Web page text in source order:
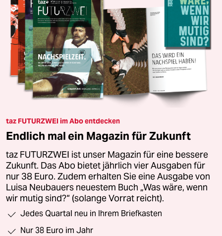
taz FUTURZWEI im Abo entdecken
Endlich mal ein Magazin für Zukunft
taz FUTURZWEI ist unser Magazin für eine bessere
Zukunft. Das Abo bietet jährlich vier Ausgaben für
nur 38 Euro. Zudem erhalten Sie eine Ausgabe von
Luisa Neubauers neuestem Buch „Was wäre, wenn
wir mutig sind?“ (solange Vorrat reicht).
Jedes Quartal neu in Ihrem Briefkasten
Nur 38 Euro im Jahr